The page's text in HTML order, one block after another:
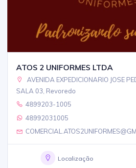
ATOS 2 UNIFORMES LTDA
AVENIDA EXPEDICIONARIO JOSE
SALA 03, Revoredo
4899203-1005
48992031005
Localização